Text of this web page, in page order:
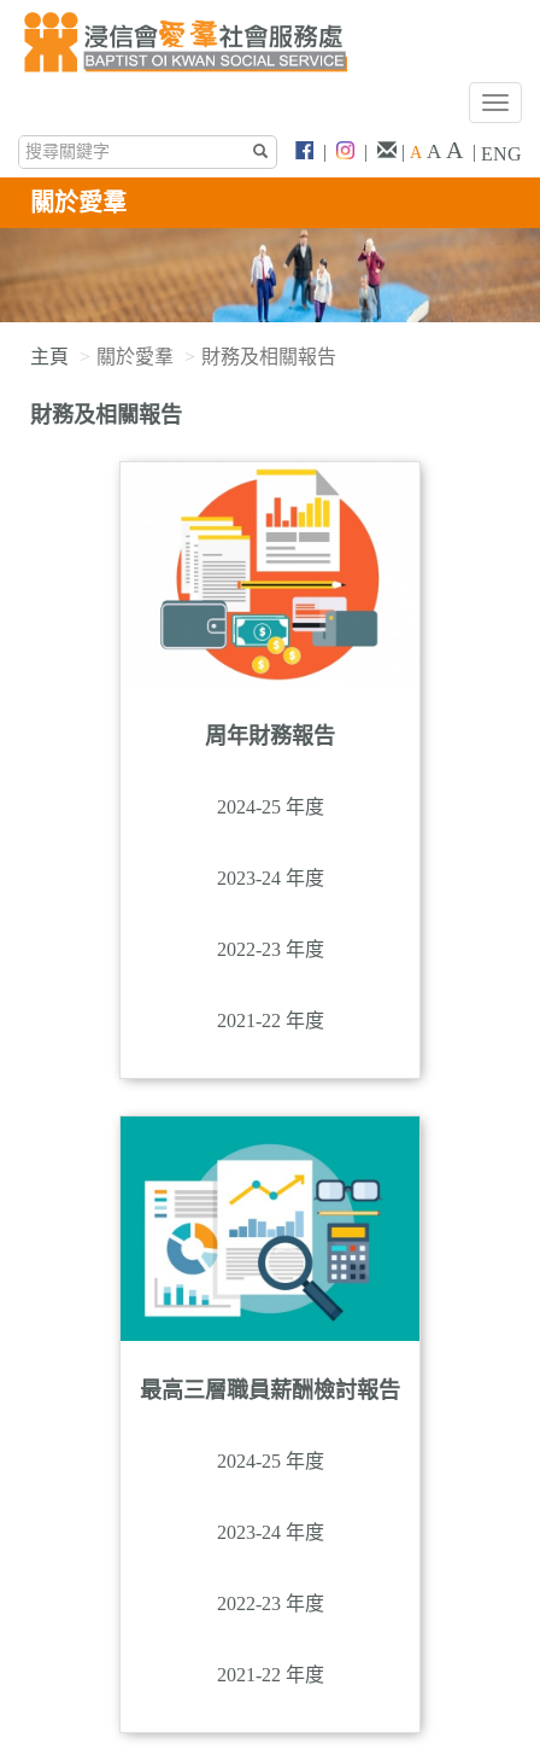
T
g
a
v
| | | A A A | ENG
關於愛羣
主頁 關於愛羣 財務及相關報告
財務及相關報告
周年財務報告
2024-25 年度
2023-24 年度
2022-23 年度
2021-22 年度
最高三層職員薪酬檢討報告
2024-25 年度
2023-24 年度
2022-23 年度
2021-22 年度